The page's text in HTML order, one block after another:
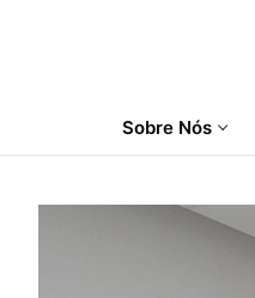
Sobre Nós